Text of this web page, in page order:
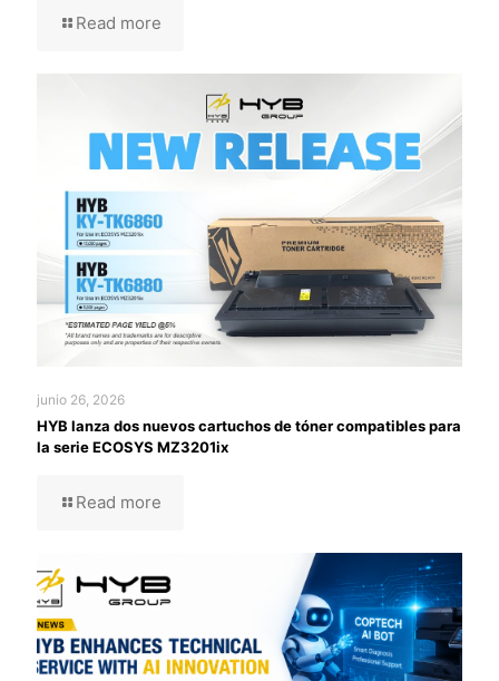
Read more
junio 26, 2026
HYB lanza dos nuevos cartuchos de tóner compatibles para
la serie ECOSYS MZ3201ix
Read more